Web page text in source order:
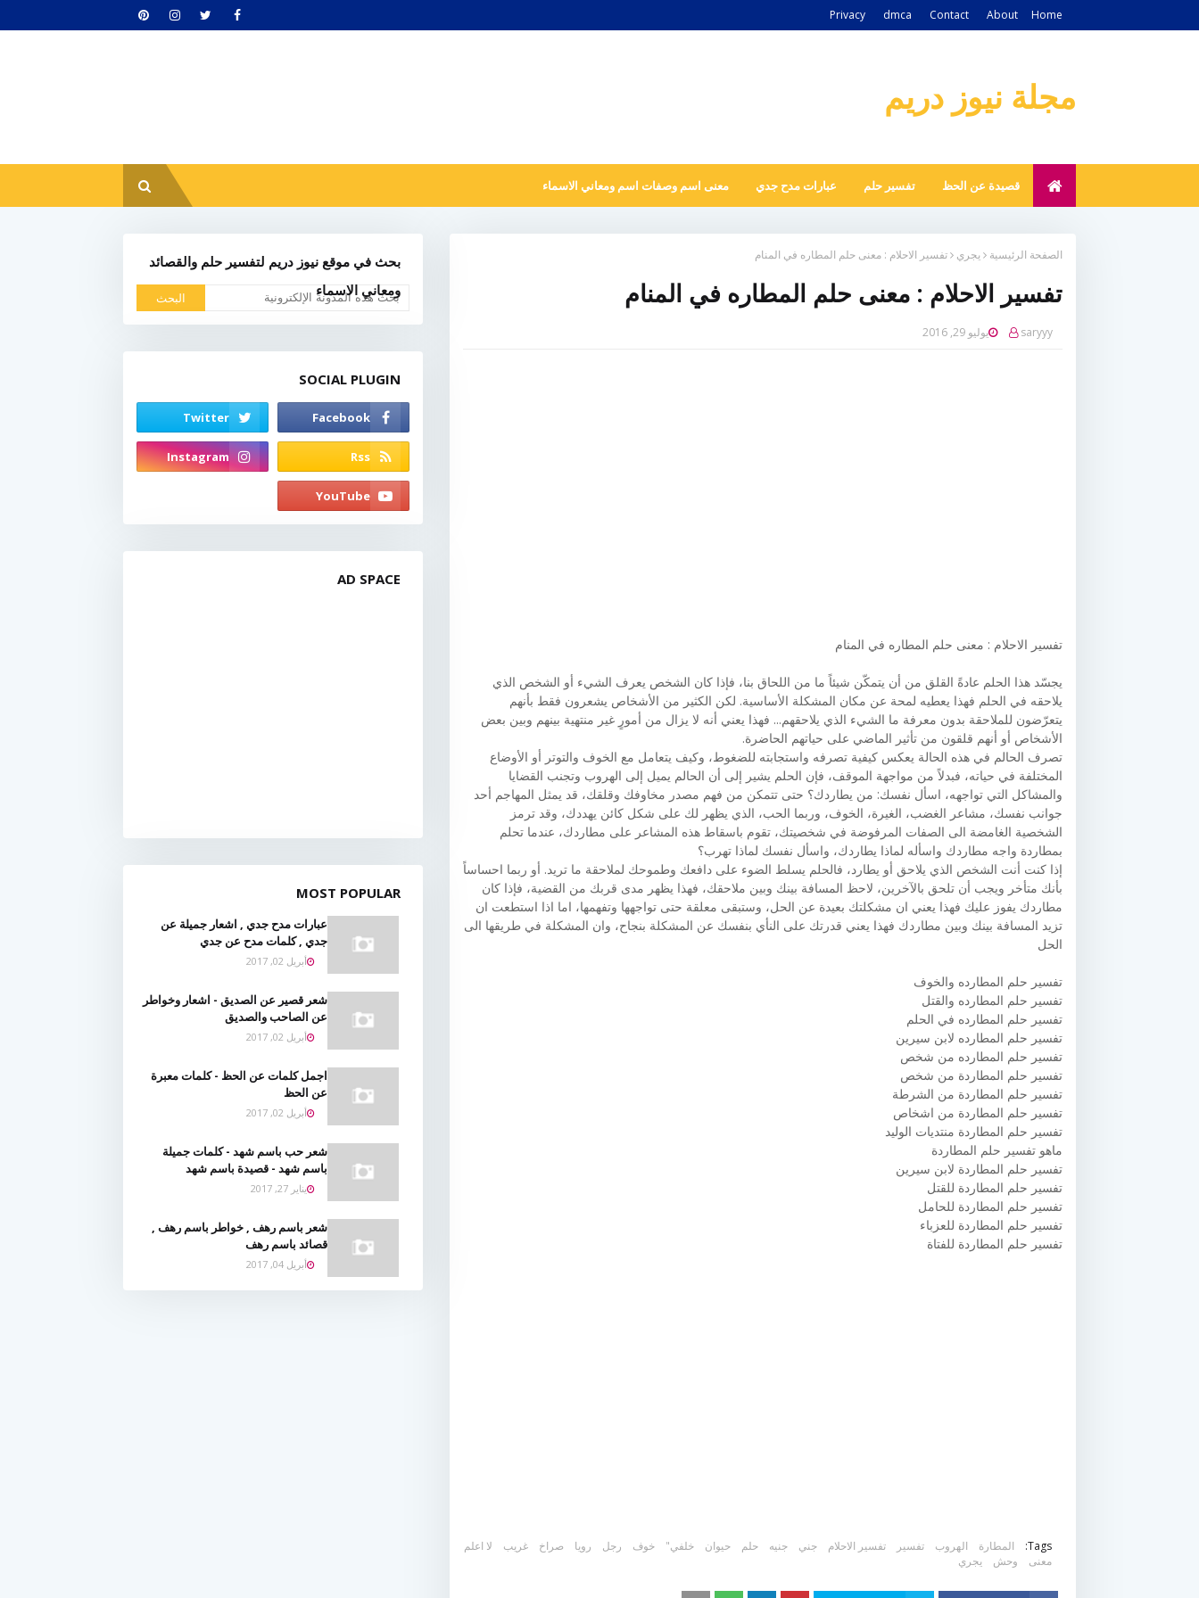
Home
About
Contact
dmca
Privacy
مجلة نيوز دريم
قصيدة عن الحظ تفسير حلم عبارات مدح جدي معنى اسم وصفات اسم ومعاني الاسماء
الصفحة الرئيسية يجري تفسير الاحلام : معنى حلم المطاره في المنام
تفسير الاحلام : معنى حلم المطاره في المنام
saryyy يوليو 29, 2016
تفسير الاحلام : معنى حلم المطاره في المنام
يجسّد هذا الحلم عادةً القلق من أن يتمكّن شيئاً ما من اللحاق بنا، فإذا كان الشخص يعرف الشيء أو الشخص الذي
يلاحقه في الحلم فهذا يعطيه لمحة عن مكان المشكلة الأساسية. لكن الكثير من الأشخاص يشعرون فقط بأنهم
يتعرّضون للملاحقة بدون معرفة ما الشيء الذي يلاحقهم... فهذا يعني أنه لا يزال من أمورٍ غير منتهية بينهم وبين بعض
الأشخاص أو أنهم قلقون من تأثير الماضي على حياتهم الحاضرة.
تصرف الحالم في هذه الحالة يعكس كيفية تصرفه واستجابته للضغوط، وكيف يتعامل مع الخوف والتوتر أو الأوضاع
المختلفة في حياته، فبدلاً من مواجهة الموقف، فإن الحلم يشير إلى أن الحالم يميل إلى الهروب وتجنب القضايا
والمشاكل التي تواجهه، اسأل نفسك: من يطاردك؟ حتى تتمكن من فهم مصدر مخاوفك وقلقك، قد يمثل المهاجم أحد
جوانب نفسك، مشاعر الغضب، الغيرة، الخوف، وربما الحب، الذي يظهر لك على شكل كائن يهددك، وقد ترمز
الشخصية الغامضة الى الصفات المرفوضة في شخصيتك، تقوم باسقاط هذه المشاعر على مطاردك، عندما تحلم
بمطاردة واجه مطاردك واسأله لماذا يطاردك، واسأل نفسك لماذا تهرب؟
إذا كنت أنت الشخص الذي يلاحق أو يطارد، فالحلم يسلط الضوء على دافعك وطموحك لملاحقة ما تريد. أو ربما احساساً
بأنك متأخر ويجب أن تلحق بالآخرين، لاحظ المسافة بينك وبين ملاحقك، فهذا يظهر مدى قربك من القضية، فإذا كان
مطاردك يفوز عليك فهذا يعني ان مشكلتك بعيدة عن الحل، وستبقى معلقة حتى تواجهها وتفهمها، اما اذا استطعت ان
تزيد المسافة بينك وبين مطاردك فهذا يعني قدرتك على النأي بنفسك عن المشكلة بنجاح، وان المشكلة في طريقها الى
الحل
تفسير حلم المطارده والخوف
تفسير حلم المطارده والقتل
تفسير حلم المطارده في الحلم
تفسير حلم المطارده لابن سيرين
تفسير حلم المطارده من شخص
تفسير حلم المطاردة من شخص
تفسير حلم المطاردة من الشرطة
تفسير حلم المطاردة من اشخاص
تفسير حلم المطاردة منتديات الوليد
ماهو تفسير حلم المطاردة
تفسير حلم المطاردة لابن سيرين
تفسير حلم المطاردة للقتل
تفسير حلم المطاردة للحامل
تفسير حلم المطاردة للعزباء
تفسير حلم المطاردة للفتاة
Tags: المطارة الهروب تفسير تفسير الاحلام جني جنيه حلم حيوان خلفي" خوف رجل رويا صراخ غريب
لا اعلم
معنى
وحش يجري
بحث في موقع نيوز دريم لتفسير حلم والقصائد
ومعاني الاسماء
SOCIAL PLUGIN
AD SPACE
MOST POPULAR
عبارات مدح جدي , اشعار جميلة عن
جدي , كلمات مدح عن جدي
أبريل 02, 2017
شعر قصير عن الصديق - اشعار وخواطر
عن الصاحب والصديق
أبريل 02, 2017
اجمل كلمات عن الحظ - كلمات معبرة
عن الحظ
أبريل 02, 2017
شعر حب باسم شهد - كلمات جميلة
باسم شهد - قصيدة باسم شهد
يناير 27, 2017
شعر باسم رهف , خواطر باسم رهف ,
قصائد باسم رهف
أبريل 04, 2017